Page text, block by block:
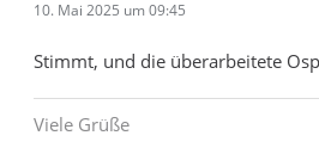
10. Mai 2025 um 09:45
Stimmt, und die überarbeitete
Viele Grüße